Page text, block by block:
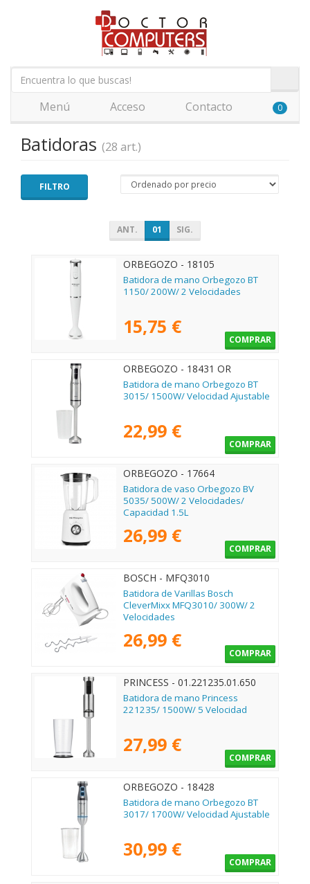
Menú Acceso Contacto 0
Batidoras (28 art.)
FILTRO
ANT. 01 SIG.
ORBEGOZO - 18105
Batidora de mano Orbegozo BT
1150/ 200W/ 2 Velocidades
15,75 €
COMPRAR
ORBEGOZO - 18431 OR
Batidora de mano Orbegozo BT
3015/ 1500W/ Velocidad Ajustable
22,99 €
COMPRAR
ORBEGOZO - 17664
Batidora de vaso Orbegozo BV
5035/ 500W/ 2 Velocidades/
Capacidad 1.5L
26,99 €
COMPRAR
BOSCH - MFQ3010
Batidora de Varillas Bosch
CleverMixx MFQ3010/ 300W/ 2
Velocidades
26,99 €
COMPRAR
PRINCESS - 01.221235.01.650
Batidora de mano Princess
221235/ 1500W/ 5 Velocidad
27,99 €
COMPRAR
ORBEGOZO - 18428
Batidora de mano Orbegozo BT
3017/ 1700W/ Velocidad Ajustable
30,99 €
COMPRAR